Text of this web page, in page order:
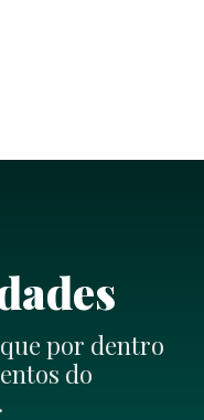
por dentro
do